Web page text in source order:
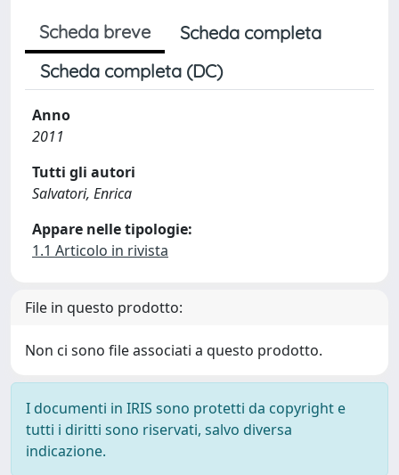
Scheda breve
Scheda completa
Scheda completa (DC)
Anno
2011
Tutti gli autori
Salvatori, Enrica
Appare nelle tipologie:
1.1 Articolo in rivista
File in questo prodotto:
Non ci sono file associati a questo prodotto.
I documenti in IRIS sono protetti da copyright e
tutti i diritti sono riservati, salvo diversa
indicazione.